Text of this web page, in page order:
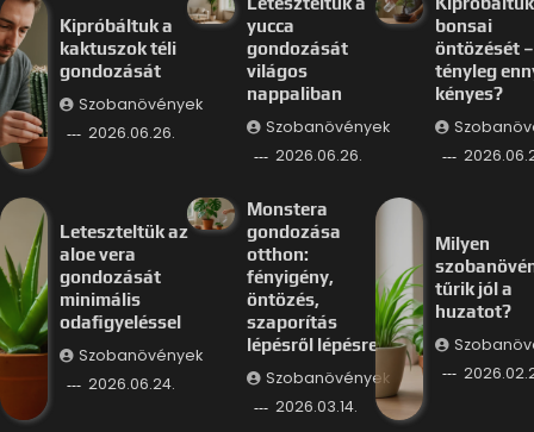
Kipróbáltuk a
kaktuszok téli
gondozását
Szobanövények
2026.06.26.
yucca
gondozását
világos
nappaliban
Szobanövények
2026.06.26.
bonsai
öntözését –
tényleg
kényes?
Leteszteltük az
aloe vera
gondozását
minimális
odafigyeléssel
Szobanövények
2026.06.24.
Monstera
gondozása
otthon:
fényigény,
öntözés,
szaporítás
lépésről lépésre
Szobanövények
2026.03.14.
Milyen
tűrik jól a
huzatot?